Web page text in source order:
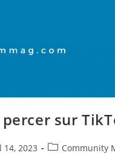
sur
14, 2023
PostCommunity